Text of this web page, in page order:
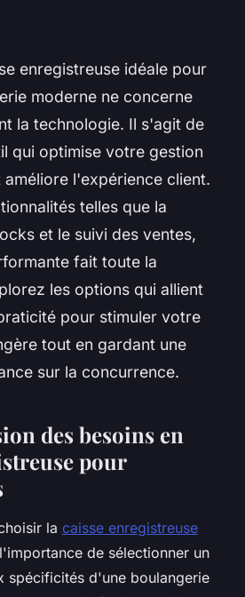
enregistreuse idéale pour
moderne ne concerne
la technologie. Il s'agit de
qui optimise votre gestion
améliore l'expérience client.
telles que la
et le suivi des ventes,
fait toute la
les options qui allient
pour stimuler votre
tout en gardant une
sur la concurrence.
des besoins en
pour
la caisse enregistreuse
de sélectionner un
spécificités d'une boulangerie